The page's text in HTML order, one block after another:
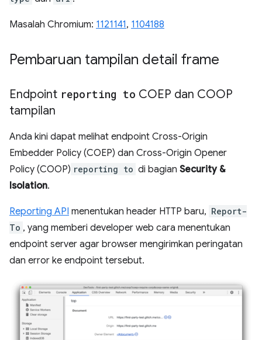
Masalah Chromium: 1121141, 1104188
Pembaruan tampilan detail frame
Endpoint reporting to COEP dan COOP
tampilan
Anda kini dapat melihat endpoint Cross-Origin
Embedder Policy (COEP) dan Cross-Origin Opener
Policy (COOP) reporting to di bagian Security &
Isolation.
Reporting API menentukan header HTTP baru, Report-
To , yang memberi developer web cara menentukan
endpoint server agar browser mengirimkan peringatan
dan error ke endpoint tersebut.